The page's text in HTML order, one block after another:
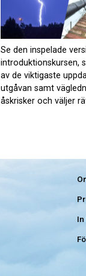
Se den inspelade
introduktionskursen,
av de viktigaste
utgåvan samt
åskrisker och väljer
In